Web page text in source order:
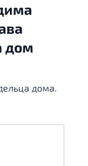
дом
дома.